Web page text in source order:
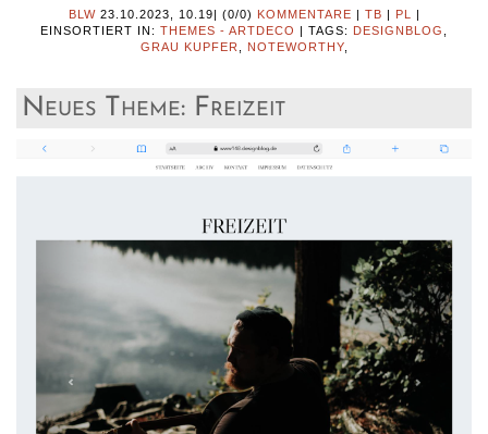
BLW 23.10.2023, 10.19| (0/0) KOMMENTARE | TB | PL
|
EINSORTIERT IN: THEMES - ARTDECO | TAGS: DESIGNBLOG
GRAU KUPFER
NOTEWORTHY,
Neues Theme: Freizeit